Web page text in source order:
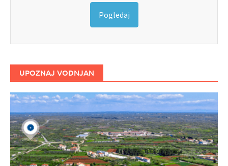
Pogledaj
UPOZNAJ VODNJAN